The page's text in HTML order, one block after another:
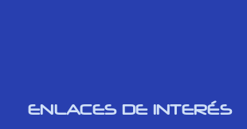
ENLACES DE INTERÉS